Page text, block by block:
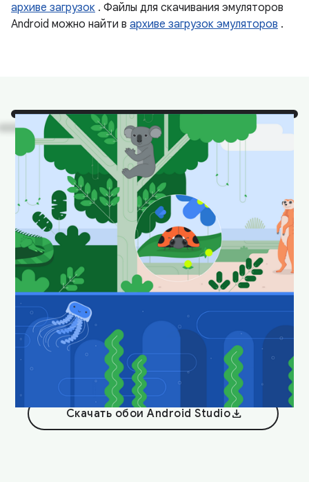
архиве загрузок . Файлы для скачивания эмуляторов
Android можно найти в архиве загрузок эмуляторов .
Смотреть!Это одни из
наших любимых
животных Android
Studio в их
естественной среде
обитания.
Загрузите и установите в качестве обоев,
чтобы ваш рабочий стол выглядел весело и
свежо.
Скачать обои Android Studiodownload